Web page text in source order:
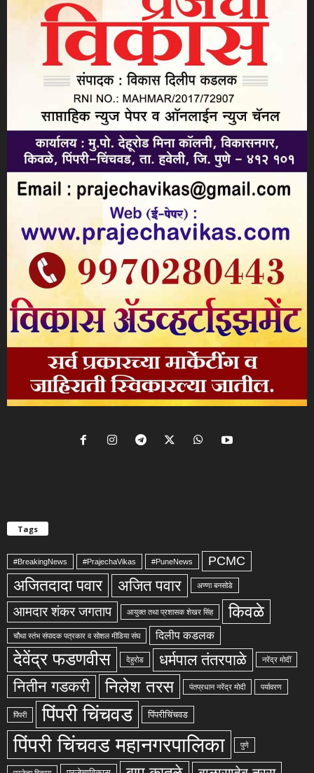
Tags
#BreakingNews #PrajechaVikas #PuneNews PCMC
अजितदादा पवार अजित पवार अण्णा बनसोडे
आमदार शंकर जगताप आयुक्त तथा प्रशासक शेखर सिंह किवळे
चौथा स्तंभ संपादक पत्रकार व सोशल मीडिया संघ दिलीप कडलक
देवेंद्र फडणवीस देहुरोड धर्मपाल तंतरपाळे नरेंद्र मोदीं
नितीन गडकरी निलेश तरस पंतप्रधान नरेंद्र मोदी पर्यावरण
पिंपरी पिंपरी चिंचवड पिंपरीचिंचवड
पिंपरी चिंचवड महानगरपालिका पुणे